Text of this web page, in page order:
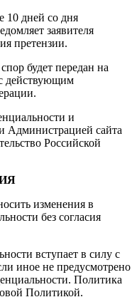
10 дней со дня
заявителя
претензии.
будет передан на
действующим
и
Администрацией сайта
Российской
изменения в
без согласия
вступает в силу с
иное не предусмотрено
Политика
Политикой.